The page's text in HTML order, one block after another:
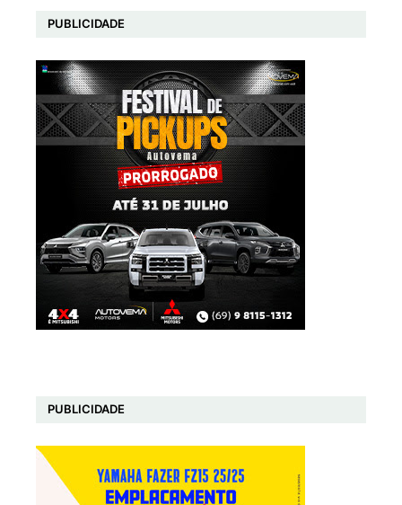
PUBLICIDADE
PUBLICIDADE